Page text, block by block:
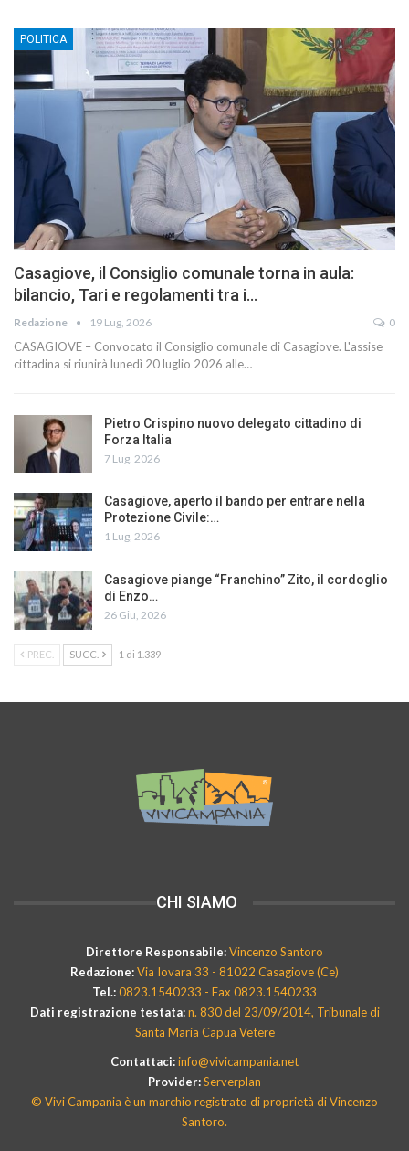
POLITICA
Casagiove, il Consiglio comunale torna in aula:
bilancio, Tari e regolamenti tra i…
Redazione 19 Lug, 2026 0
CASAGIOVE – Convocato il Consiglio comunale di Casagiove. L'assise
cittadina si riunirà lunedì 20 luglio 2026 alle…
Pietro Crispino nuovo delegato cittadino di
Forza Italia
7 Lug, 2026
Casagiove, aperto il bando per entrare nella
Protezione Civile:…
1 Lug, 2026
Casagiove piange “Franchino” Zito, il cordoglio
di Enzo…
26 Giu, 2026
PREC. SUCC. 1 di 1.339
CHI SIAMO
Direttore Responsabile:Vincenzo Santoro
Redazione:Via Iovara 33 - 81022 Casagiove (Ce)
Tel.:0823.1540233 - Fax 0823.1540233
Dati registrazione testata:n. 830 del 23/09/2014, Tribunale di
Santa Maria Capua Vetere
Contattaci:info@vivicampania.net
Provider:Serverplan
© Vivi Campania è un marchio registrato di proprietà di Vincenzo
Santoro.